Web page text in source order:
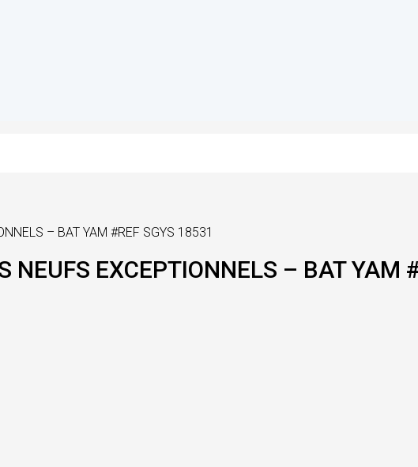
– BAT YAM #REF SGYS 18531
NEUFS EXCEPTIONNELS – BAT YAM